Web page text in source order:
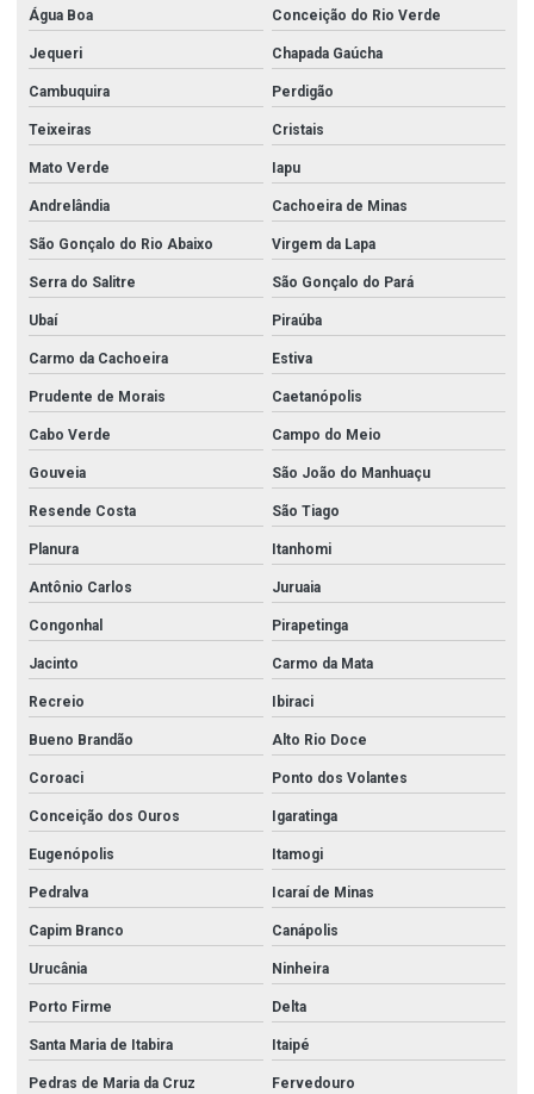
Água Boa Conceição do Rio Verde
Jequeri Chapada Gaúcha
Cambuquira Perdigão
Teixeiras Cristais
Mato Verde Iapu
Andrelândia Cachoeira de Minas
São Gonçalo do Rio Abaixo Virgem da Lapa
Serra do Salitre São Gonçalo do Pará
Ubaí Piraúba
Carmo da Cachoeira Estiva
Prudente de Morais Caetanópolis
Cabo Verde Campo do Meio
Gouveia São João do Manhuaçu
Resende Costa São Tiago
Planura Itanhomi
Antônio Carlos Juruaia
Congonhal Pirapetinga
Jacinto Carmo da Mata
Recreio Ibiraci
Bueno Brandão Alto Rio Doce
Coroaci Ponto dos Volantes
Conceição dos Ouros Igaratinga
Eugenópolis Itamogi
Pedralva Icaraí de Minas
Capim Branco Canápolis
Urucânia Ninheira
Porto Firme Delta
Santa Maria de Itabira Itaipé
Pedras de Maria da Cruz Fervedouro